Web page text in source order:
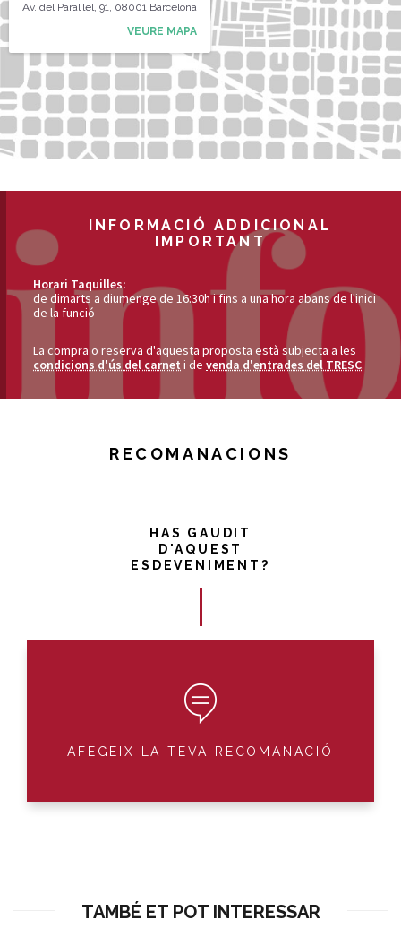
Av. del Paral·lel, 91, 08001 Barcelona
VEURE MAPA
INFORMACIÓ ADDICIONAL
IMPORTANT
Horari Taquilles:
de dimarts a diumenge de 16:30h i fins a una hora abans de l'inici
de la funció
La compra o reserva d'aquesta proposta està subjecta a les
condicions d'ús del carnet i de venda d'entrades del TRESC.
RECOMANACIONS
HAS GAUDIT
D'AQUEST
ESDEVENIMENT?
AFEGEIX LA TEVA RECOMANACIÓ
TAMBÉ ET POT INTERESSAR